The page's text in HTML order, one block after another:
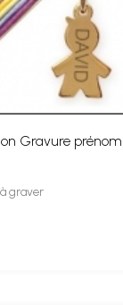
Gravure prénom
graver